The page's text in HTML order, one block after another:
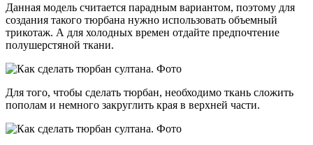
Данная модель считается парадным вариантом, поэтому для
создания такого тюрбана нужно использовать объемный
трикотаж. А для холодных времен отдайте предпочтение
полушерстяной ткани.
Для того, чтобы сделать тюрбан, необходимо ткань сложить
пополам и немного закруглить края в верхней части.